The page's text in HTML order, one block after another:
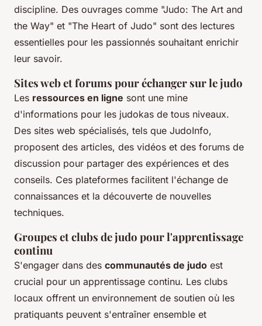
discipline. Des ouvrages comme "Judo: The Art and
the Way" et "The Heart of Judo" sont des lectures
essentielles pour les passionnés souhaitant enrichir
leur savoir.
Sites web et forums pour échanger sur le judo
Les ressources en ligne sont une mine
d'informations pour les judokas de tous niveaux.
Des sites web spécialisés, tels que JudoInfo,
proposent des articles, des vidéos et des forums de
discussion pour partager des expériences et des
conseils. Ces plateformes facilitent l'échange de
connaissances et la découverte de nouvelles
techniques.
Groupes et clubs de judo pour l'apprentissage
continu
S'engager dans des communautés de judo est
crucial pour un apprentissage continu. Les clubs
locaux offrent un environnement de soutien où les
pratiquants peuvent s'entraîner ensemble et